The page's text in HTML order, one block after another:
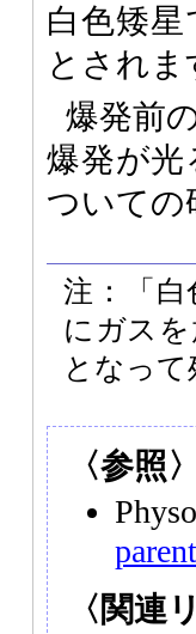
白色矮
とされま
爆発前
爆発が
ついての
注：「
にガス
となって
〈参照〉
〈関連